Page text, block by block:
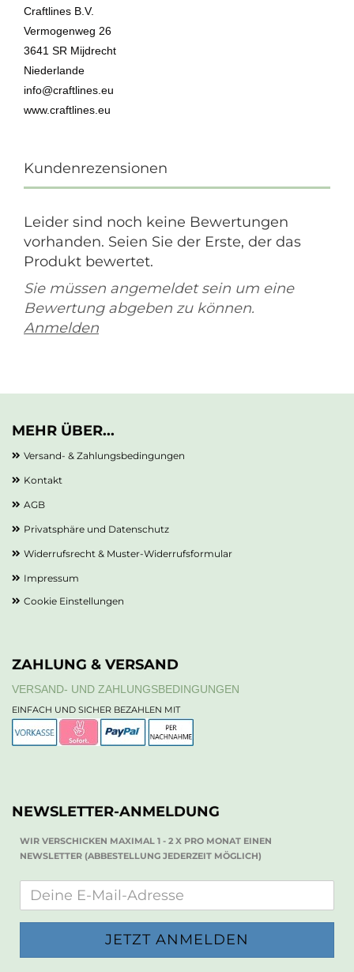
Craftlines B.V.
Vermogenweg 26
3641 SR Mijdrecht
Niederlande
info@craftlines.eu
www.craftlines.eu
Kundenrezensionen
Leider sind noch keine Bewertungen
vorhanden. Seien Sie der Erste, der das
Produkt bewertet.
Sie müssen angemeldet sein um eine
Bewertung abgeben zu können.
Anmelden
MEHR ÜBER...
Versand- & Zahlungsbedingungen
Kontakt
AGB
Privatsphäre und Datenschutz
Widerrufsrecht & Muster-Widerrufsformular
Impressum
Cookie Einstellungen
ZAHLUNG & VERSAND
VERSAND- UND ZAHLUNGSBEDINGUNGEN
EINFACH UND SICHER BEZAHLEN MIT
NEWSLETTER-ANMELDUNG
WIR VERSCHICKEN MAXIMAL 1 - 2 X PRO MONAT EINEN
NEWSLETTER (ABBESTELLUNG JEDERZEIT MÖGLICH)